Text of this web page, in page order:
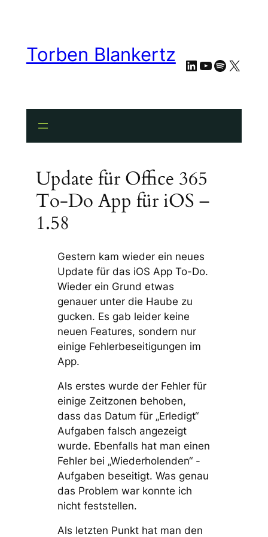
Torben Blankertz LinkedIn
YouTube
Spotify
X
Update für Office 365
To-Do App für iOS –
1.58
Gestern kam wieder ein neues
Update für das iOS App To-Do.
Wieder ein Grund etwas
genauer unter die Haube zu
gucken. Es gab leider keine
neuen Features, sondern nur
einige Fehlerbeseitigungen im
App.
Als erstes wurde der Fehler für
einige Zeitzonen behoben,
dass das Datum für „Erledigt“
Aufgaben falsch angezeigt
wurde. Ebenfalls hat man einen
Fehler bei „Wiederholenden“ -
Aufgaben beseitigt. Was genau
das Problem war konnte ich
nicht feststellen.
Als letzten Punkt hat man den